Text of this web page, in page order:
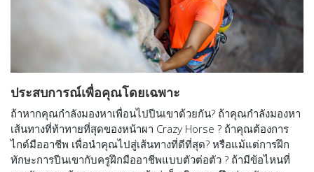
ประสบการณ์เพื่อคุณโดยเฉพาะ
ถ้าหากคุณกำลังมองหาเพื่อนไปปีนเขาด้วยกัน? ถ้าคุณกำลังมองหา
เส้นทางที่ท้าทายที่สุดของหน้าผา Crazy Horse ? ถ้าคุณต้องการ
ไกด์มืออาชีพ เพื่อนำคุณไปสู่เส้นทางที่ดีที่สุด? หรือแม้แต่การฝึก
ทักษะการปีนเขากับครูฝึกมืออาชีพแบบตัวต่อตัว ? ถ้ามีข้อไหนที่